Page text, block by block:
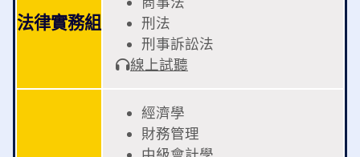
法律實務組
刑法
刑事訴訟法
線上試聽
經濟學
財務管理